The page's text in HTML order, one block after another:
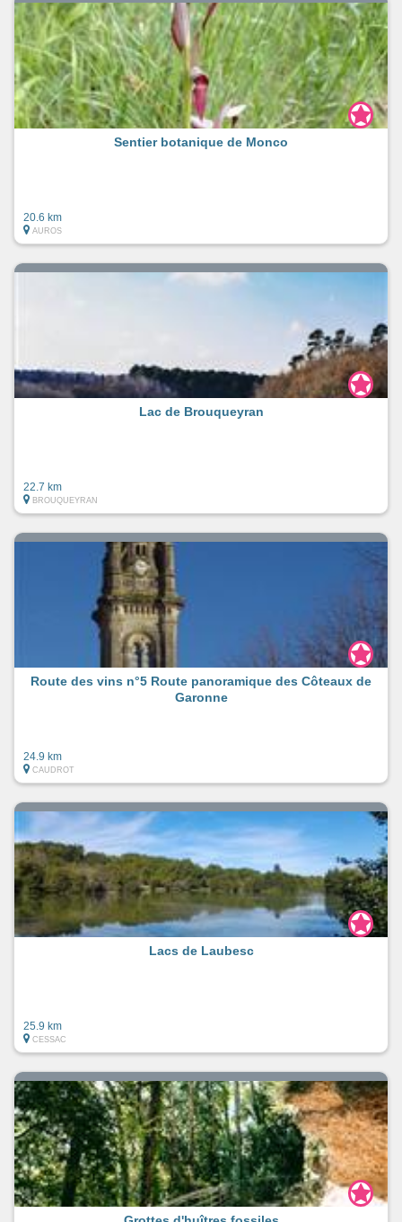
Sentier botanique de Monco
20.6 km
AUROS
Lac de Brouqueyran
22.7 km
BROUQUEYRAN
Route des vins n°5 Route panoramique des Côteaux de
Garonne
24.9 km
CAUDROT
Lacs de Laubesc
25.9 km
CESSAC